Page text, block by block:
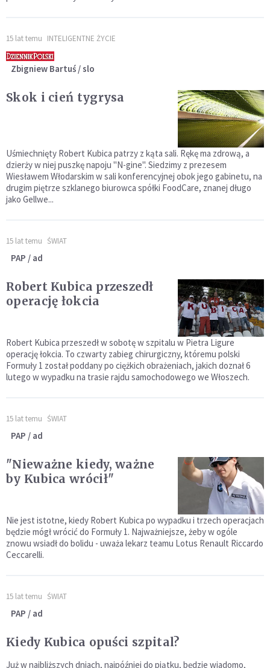
15 lat temu INTELIGENTNE ŻYCIE
Zbigniew Bartuś / slo
Skok i cień tygrysa
Uśmiechnięty Robert Kubica patrzy z kąta sali. Rękę ma zdrową, a
dzierży w niej puszkę napoju "N-gine". Siedzimy z prezesem
Wiesławem Włodarskim w sali konferencyjnej obok jego gabinetu, na
drugim piętrze szklanego biurowca spółki FoodCare, znanej długo
jako Gellwe...
15 lat temu ŚWIAT
PAP / ad
Robert Kubica przeszedł
operację łokcia
Robert Kubica przeszedł w sobotę w szpitalu w Pietra Ligure
operację łokcia. To czwarty zabieg chirurgiczny, któremu polski
Formuły 1 został poddany po ciężkich obrażeniach, jakich doznał 6
lutego w wypadku na trasie rajdu samochodowego we Włoszech.
15 lat temu ŚWIAT
PAP / ad
"Nieważne kiedy, ważne
by Kubica wrócił"
Nie jest istotne, kiedy Robert Kubica po wypadku i trzech operacjach
będzie mógł wrócić do Formuły 1. Najważniejsze, żeby w ogóle
znowu wsiadł do bolidu - uważa lekarz teamu Lotus Renault Riccardo
Ceccarelli.
15 lat temu ŚWIAT
PAP / ad
Kiedy Kubica opuści szpital?
Już w najbliższych dniach, najpóźniej do piątku, będzie wiadomo,